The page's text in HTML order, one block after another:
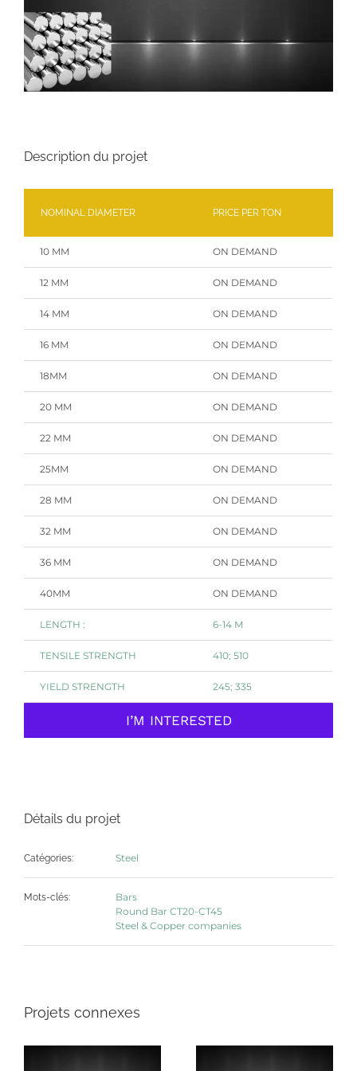
Description du projet
NOMINAL DIAMETER PRICE PER TON
10 MM ON DEMAND
12 MM ON DEMAND
14 MM ON DEMAND
16 MM ON DEMAND
18MM ON DEMAND
20 MM ON DEMAND
22 MM ON DEMAND
25MM ON DEMAND
28 MM ON DEMAND
32 MM ON DEMAND
36 MM ON DEMAND
40MM ON DEMAND
LENGTH : 6-14 M
TENSILE STRENGTH 410; 510
YIELD STRENGTH 245; 335
I’M INTERESTED
Détails du projet
Catégories: Steel
Mots-clés:
Bars
Round Bar CT20-CT45
Steel & Copper companies
Projets connexes